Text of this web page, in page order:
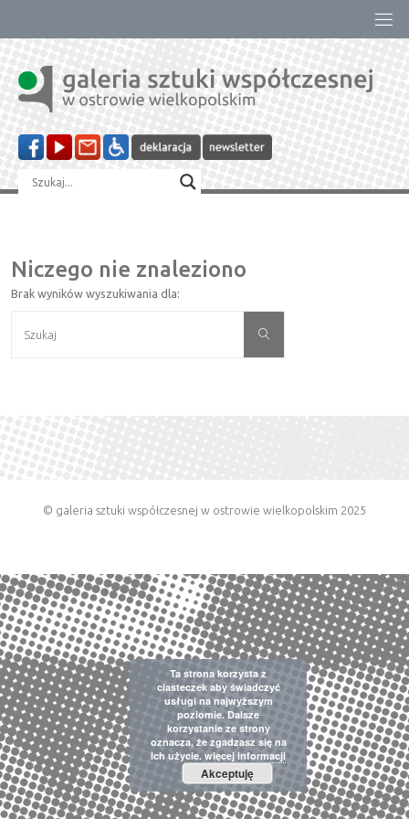
treści
Niczego nie znaleziono
Brak wyników wyszukiwania dla:
Szukaj
© galeria sztuki współczesnej w ostrowie wielkopolskim 2025
Ta strona korzysta z
ciasteczek aby świadczyć
usługi na najwyższym
poziomie. Dalsze
korzystanie ze strony
oznacza, że zgadzasz się na
ich użycie. więcej informacji
Akceptuję